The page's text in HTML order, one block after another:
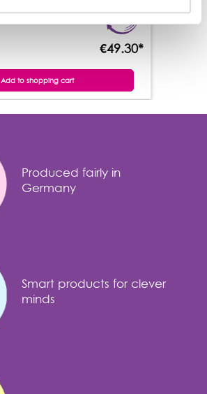
€49.30*
Add to shopping cart
Produced fairly in
Germany
Smart products for clever
minds